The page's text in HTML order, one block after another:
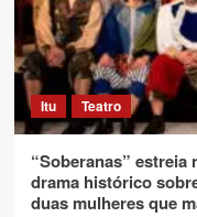
Itu Teatro
“Soberanas” estreia
drama histórico
duas mulheres que